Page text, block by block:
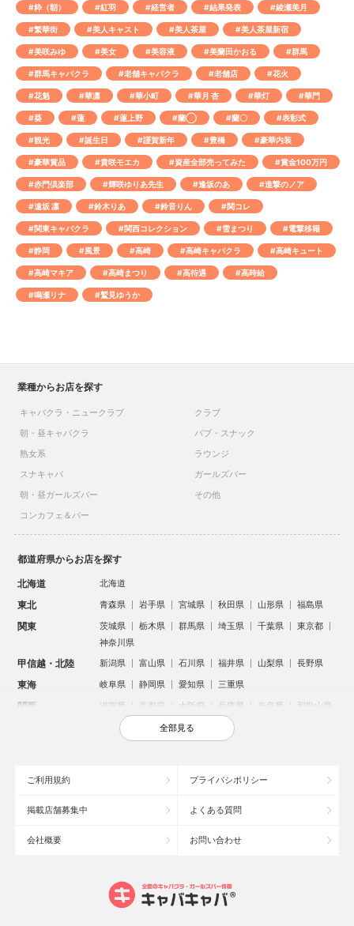
#粋（朝） #紅羽 #経営者 #結果発表 #綾瀬美月
#繁華街 #美人キャスト #美人茶屋 #美人茶屋新宿
#美咲みゆ #美女 #美容液 #美蘭田かおる #群馬
#群馬キャバクラ #老舗キャバクラ #老舗店 #花火
#花魁 #華凛 #華小町 #華月 杏 #華灯 #華門
#葵 #蓮 #蓮上野 #蘭◯ #蘭〇 #表彰式
#観光 #誕生日 #謹賀新年 #豊橋 #豪華内装
#豪華賞品 #貴咲モエカ #資産全部売ってみた #賞金100万円
#赤門倶楽部 #輝咲ゆりあ先生 #逢坂のあ #進撃のノア
#遠坂 凛 #鈴木りあ #鈴音りん #関コレ
#関東キャバクラ #関西コレクション #雪まつり #電撃移籍
#静岡 #風景 #高崎 #高崎キャバクラ #高崎キュート
#高崎マキア #高崎まつり #高待遇 #高時給
#鳴瀬リナ #鷲見ゆうか
業種からお店を探す
キャバクラ・ニュークラブ
クラブ
朝・昼キャバクラ
パブ・スナック
熟女系
ラウンジ
スナキャバ
ガールズバー
朝・昼ガールズバー
その他
コンカフェ＆バー
都道府県からお店を探す
北海道 北海道
東北 青森県 岩手県 宮城県 秋田県 山形県 福島県
関東 茨城県 栃木県 群馬県 埼玉県 千葉県
東京都
神奈川県
甲信越・北陸 新潟県 富山県 石川県 福井県 山梨県 長野県
東海 岐阜県 静岡県 愛知県 三重県
関西 滋賀県 京都府 大阪府 兵庫県 奈良県 和歌山県
鳥取県 島根県 岡山県 広島県
沖縄県
大宮のキャバクラ
新潟市のキャバクラ
池袋駅（西口）のキャバクラ
全部見る
ご利用規約 プライバシポリシー
掲載店舗募集中 よくある質問
会社概要 お問い合わせ